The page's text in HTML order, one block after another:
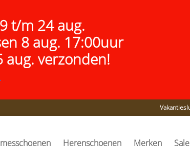
t/m 24 aug.
8 aug. 17:00uur
aug. verzonden!
Herenschoenen Merken Sale